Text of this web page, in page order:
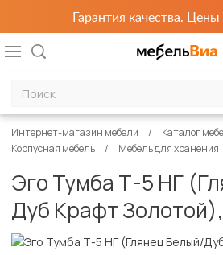
Гарантия качества.
Интернет-магазин мебели
Каталог
Корпусная мебель
Мебель для хранения
Эго Тумба Т-5 НГ
Дуб Крафт Золотой),